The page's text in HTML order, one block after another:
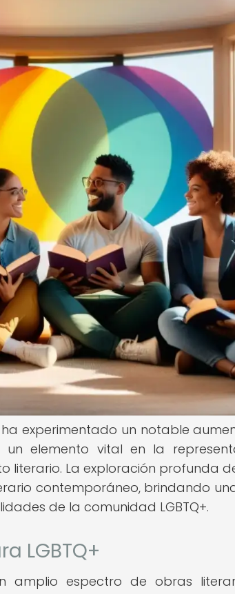
experimentado un notable
un elemento vital en la
literario. La exploración profunda
contemporáneo, brindando
de la comunidad LGBTQ+.
LGBTQ+
amplio espectro de obras